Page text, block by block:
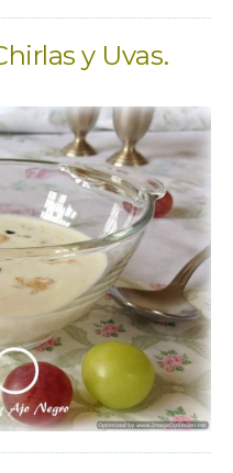
y Uvas.